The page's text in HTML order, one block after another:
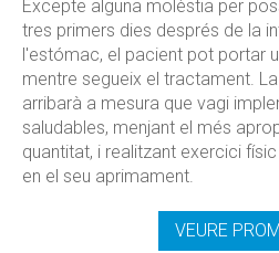
Excepte alguna molèstia per
tres primers dies després de la
l'estómac, el pacient pot portar
mentre segueix el tractament.
arribarà a mesura que vagi
saludables, menjant el més
quantitat, i realitzant exercici
en el seu aprimament.
VEURE